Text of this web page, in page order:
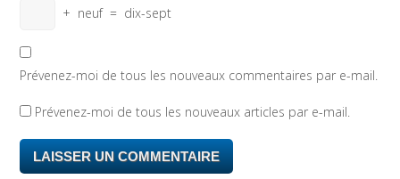
+ neuf = dix-sept
Prévenez-moi de tous les nouveaux commentaires par e-mail.
Prévenez-moi de tous les nouveaux articles par e-mail.